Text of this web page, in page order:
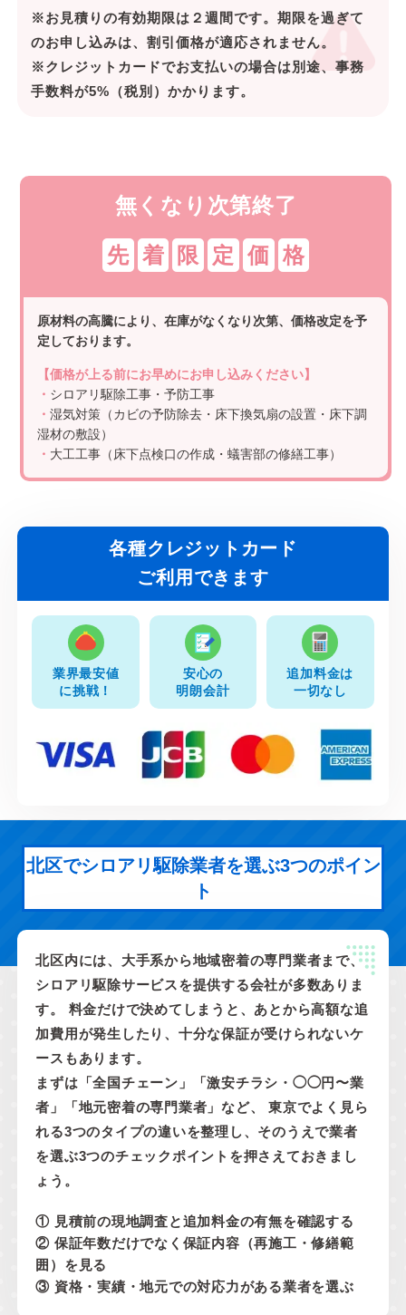
※お見積りの有効期限は２週間です。期限を過ぎて
のお申し込みは、割引価格が適応されません。
※クレジットカードでお支払いの場合は別途、事務
手数料が5%（税別）かかります。
無くなり次第終了
先 着 限 定 価 格
原材料の高騰により、在庫がなくなり次第、価格改定を予
定しております。
【価格が上る前にお早めにお申し込みください】
・ シロアリ駆除工事・予防工事
・湿気対策（カビの予防除去・床下換気扇の設置・床下調
湿材の敷設）
・ 大工工事（床下点検口の作成・蟻害部の修繕工事）
各種クレジットカード
ご利用できます
業界最安値
に挑戦！
安心の
明朗会計
追加料金は
一切なし
北区でシロアリ駆除業者を選ぶ3つのポイン
ト
北区内には、大手系から地域密着の専門業者まで、
シロアリ駆除サービスを提供する会社が多数ありま
す。 料金だけで決めてしまうと、あとから高額な追
加費用が発生したり、十分な保証が受けられないケ
ースもあります。
まずは「全国チェーン」「激安チラシ・◯◯円〜業
者」「地元密着の専門業者」など、 東京でよく見ら
れる3つのタイプの違いを整理し、そのうえで業者
を選ぶ3つのチェックポイントを押さえておきまし
ょう。
① 見積前の現地調査と追加料金の有無を確認する
② 保証年数だけでなく保証内容（再施工・修繕範
囲）を見る
③ 資格・実績・地元での対応力がある業者を選ぶ